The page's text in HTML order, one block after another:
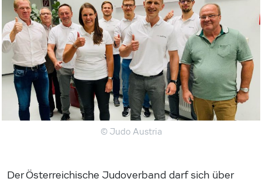
© Judo Austria
Der Österreichische Judoverband darf sich über